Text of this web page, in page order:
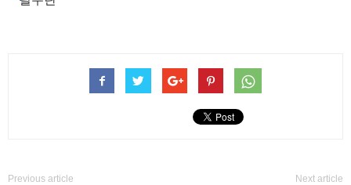
Previous article Next article